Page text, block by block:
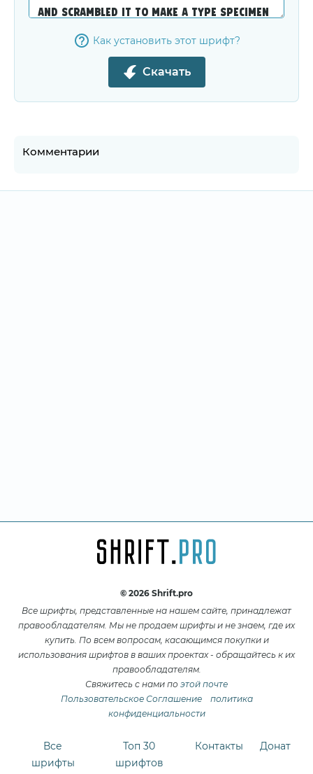
Как установить этот шрифт?
Скачать
Комментарии
© 2026 Shrift.pro
Все шрифты, представленные на нашем сайте, принадлежат
правообладателям. Мы не продаем шрифты и не знаем, где их
купить. По всем вопросам, касающимся покупки и
использования шрифтов в ваших проектах - обращайтесь к их
правообладателям.
Свяжитесь с нами по этой почте
Пользовательское Соглашение
политика
конфиденциальности
Все
шрифты
Топ 30
шрифтов
Контакты Донат